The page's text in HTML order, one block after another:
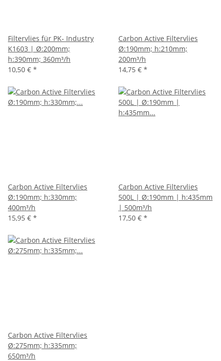
Filtervlies für PK- Industry
K1603 | Ø:200mm;
h:390mm; 360m³/h
10,50 € *
Carbon Active Filtervlies
Ø:190mm; h:210mm;
200m³/h
14,75 € *
Carbon Active Filtervlies
Ø:190mm; h:330mm;
400m³/h
15,95 € *
Carbon Active Filtervlies
500L | Ø:190mm | h:435mm
| 500m³/h
17,50 € *
Carbon Active Filtervlies
Ø:275mm; h:335mm;
650m³/h